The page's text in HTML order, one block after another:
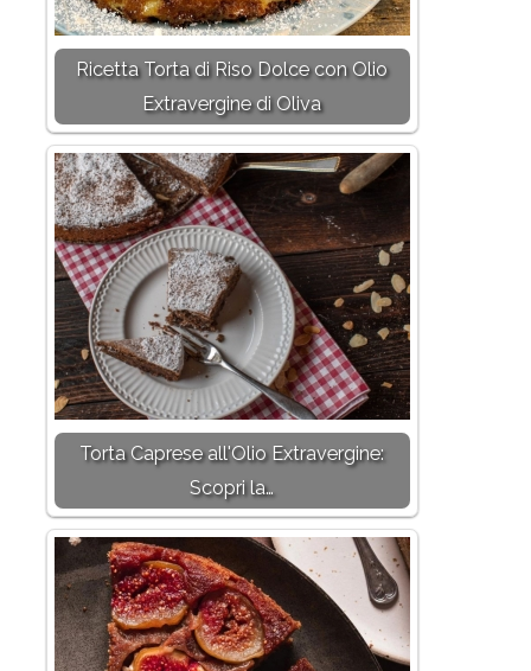
Ricetta Torta di Riso Dolce con Olio
Extravergine di Oliva
Torta Caprese all'Olio Extravergine:
Scopri la…